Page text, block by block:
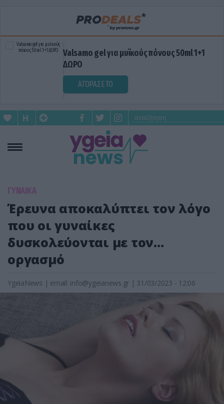
Valsamo gel για μυϊκούς πόνους 50ml 1+1
ΔΩΡΟ
ΑΓΟΡΑΣΕ ΤΟ
ΓΥΝΑΙΚΑ
Έρευνα αποκαλύπτει τον λόγο
που οι γυναίκες
δυσκολεύονται με τον…
οργασμό
YgeiaNews | email: info@ygeianews.gr | 31/03/2023 - 12:06